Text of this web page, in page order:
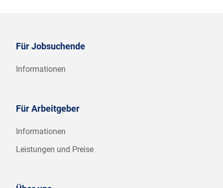
Für Jobsuchende
Informationen
Für Arbeitgeber
Informationen
Leistungen und Preise